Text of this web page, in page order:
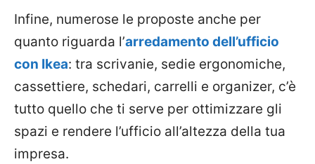
Infine, numerose le proposte anche per
quanto riguarda l’arredamento dell’ufficio
con Ikea: tra scrivanie, sedie ergonomiche,
cassettiere, schedari, carrelli e organizer, c’è
tutto quello che ti serve per ottimizzare gli
spazi e rendere l’ufficio all’altezza della tua
impresa.